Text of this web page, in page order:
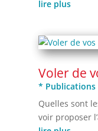
lire plus
Voler de
* Publications
Quelles sont
voir proposer